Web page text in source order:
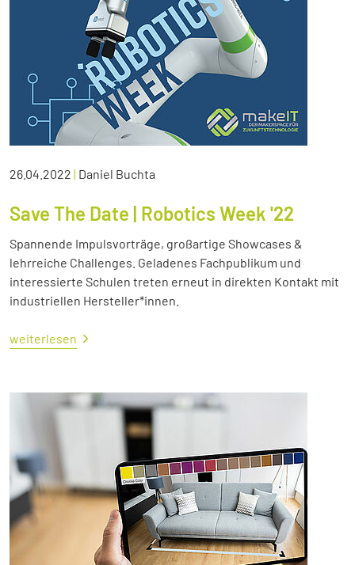
26.04.2022 | Daniel Buchta
Save The Date | Robotics Week '22
Spannende Impulsvorträge, großartige Showcases &
lehrreiche Challenges. Geladenes Fachpublikum und
interessierte Schulen treten erneut in direkten Kontakt mit
industriellen Hersteller*innen.
weiterlesen